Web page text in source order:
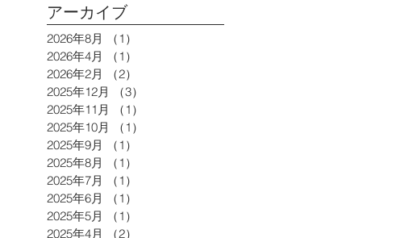
アーカイブ
2026年8月 （1）
2026年4月
（1）
2026年2月
（2）
2025年12月
（3）
2025年11月
（1）
2025年10月
（1）
2025年9月
（1）
2025年8月
（1）
2025年7月
（1）
2025年6月
（1）
2025年5月
（1）
2025年4月
（2）